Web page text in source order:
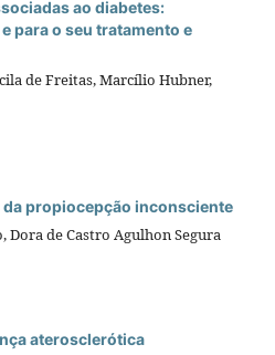
ao diabetes:
para o seu tratamento e
de Freitas, Marcílio Hubner,
da propiocepção inconsciente
Dora de Castro Agulhon Segura
aterosclerótica